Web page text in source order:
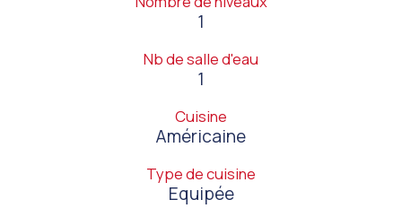
1
Nb de salle d'eau
1
Cuisine
Américaine
Type de cuisine
Equipée